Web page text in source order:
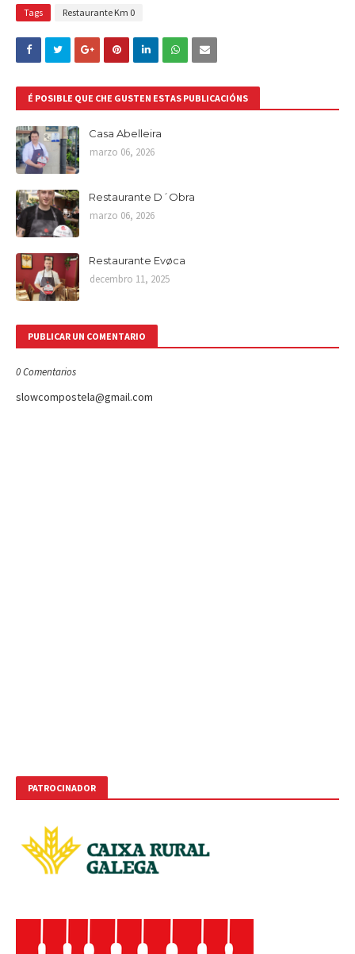
Tags Restaurante Km 0
É POSIBLE QUE CHE GUSTEN ESTAS PUBLICACIÓNS
Casa Abelleira
marzo 06, 2026
Restaurante D´Obra
marzo 06, 2026
Restaurante Evøca
decembro 11, 2025
PUBLICAR UN COMENTARIO
0 Comentarios
slowcompostela@gmail.com
PATROCINADOR